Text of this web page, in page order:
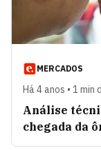
MERCADOS
Há 4 anos • 1 min
Análise
chegada da